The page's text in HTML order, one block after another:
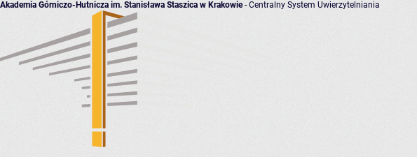
Akademia Górniczo-Hutnicza im. Stanisława Staszica w Krakowie- Centralny System Uwierzytelniania